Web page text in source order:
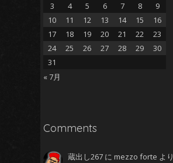
3
4 5 6 7 8
9
10
11 12 13 14 15
16
17
18 19 20 21 22
23
24
25 26 27 28 29
30
31
« 7月
Comments
蔵出し267 にmezzo forte より